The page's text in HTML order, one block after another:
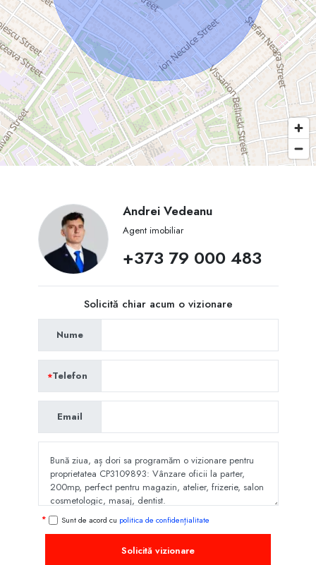
Andrei Vedeanu
Agent imobiliar
+373 79 000 483
Solicită chiar acum o vizionare
Nume
Telefon
Email
Sunt de acord cu politica de confidențialitate
Solicită vizionare